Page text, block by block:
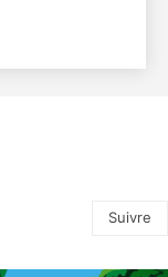
Suivre